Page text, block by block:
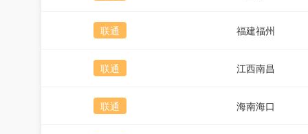
联通 福建福州
联通 江西南昌
联通 海南海口